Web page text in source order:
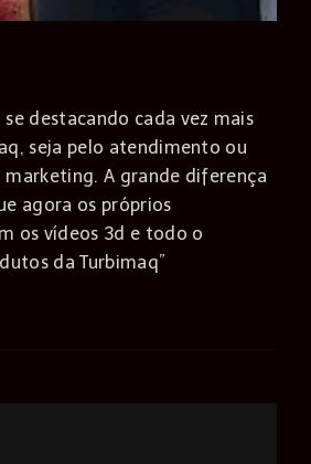
se destacando cada vez mais
seja pelo atendimento ou
marketing. A grande diferença
agora os próprios
os vídeos 3d e todo o
da Turbimaq”